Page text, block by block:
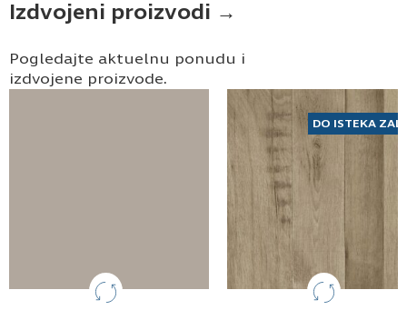
Izdvojeni proizvodi →
Pogledajte aktuelnu ponudu i
izdvojene proizvode.
DO ISTEKA